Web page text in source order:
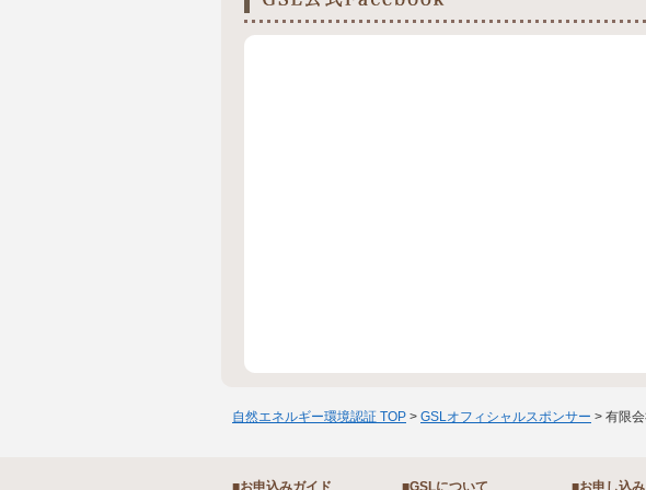
自然エネルギー環境認証 TOP > GSLオフィシャルスポンサー > 有限
■お申込みガイド ■GSLについて ■お申し込